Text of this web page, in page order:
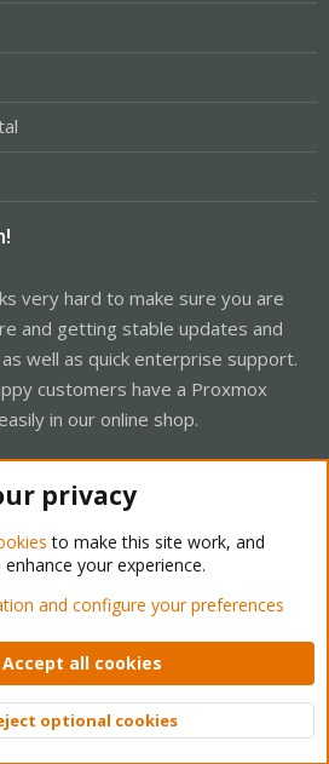
very hard to make sure you are
and getting stable updates and
well as quick enterprise support.
customers have a Proxmox
in our online shop.
Forum - Light Mode
Privacy policy Help Home
© 2010-2026 XenForo Ltd.
Top
privacy
to make this site work, and
your experience.
and configure your preferences
Accept all cookies
optional cookies